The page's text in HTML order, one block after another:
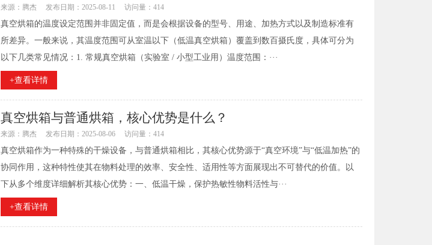
来源：腾杰 发布日期：2025-08-11 访问量：414
真空烘箱的温度设定范围并非固定值，而是会根据设备的型号、用途、加热方式以及制造标准有
所差异。一般来说，其温度范围可从室温以下（低温真空烘箱）覆盖到数百摄氏度，具体可分为
以下几类常见情况：1. 常规真空烘箱（实验室 / 小型工业用）温度范围：···
+查看详情
真空烘箱与普通烘箱，核心优势是什么？
来源：腾杰 发布日期：2025-08-06 访问量：414
真空烘箱作为一种特殊的干燥设备，与普通烘箱相比，其核心优势源于“真空环境”与“低温加热”的
协同作用，这种特性使其在物料处理的效率、安全性、适用性等方面展现出不可替代的价值。以
下从多个维度详细解析其核心优势：一、低温干燥，保护热敏性物料活性与···
+查看详情